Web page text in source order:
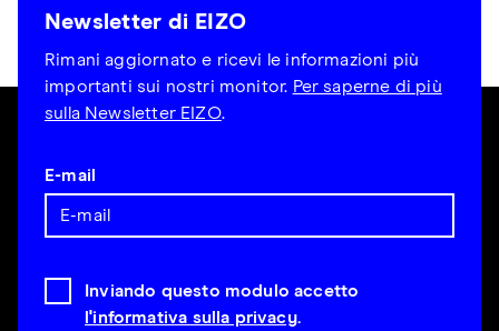
Newsletter di EIZO
Rimani aggiornato e ricevi le informazioni più
importanti sui nostri monitor. Per saperne di più
sulla Newsletter EIZO.
E-mail
Inviando questo modulo accetto
l'informativa sulla privacy.